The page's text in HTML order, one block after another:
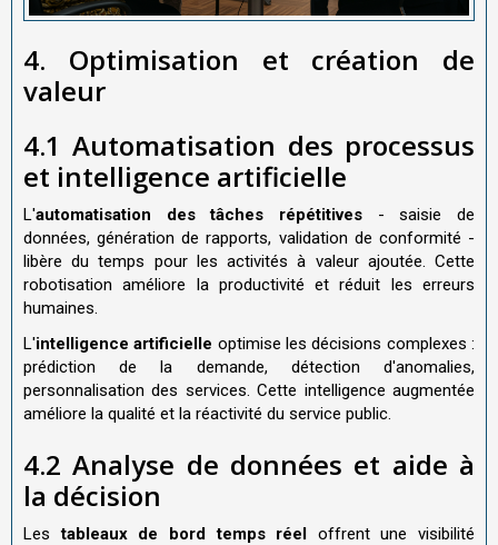
4. Optimisation et création de
valeur
4.1 Automatisation des processus
et intelligence artificielle
L'automatisation des tâches répétitives - saisie de
données, génération de rapports, validation de conformité -
libère du temps pour les activités à valeur ajoutée. Cette
robotisation améliore la productivité et réduit les erreurs
humaines.
L'intelligence artificielle optimise les décisions complexes :
prédiction de la demande, détection d'anomalies,
personnalisation des services. Cette intelligence augmentée
améliore la qualité et la réactivité du service public.
4.2 Analyse de données et aide à
la décision
Lestableaux de bord temps réel offrent une visibilité